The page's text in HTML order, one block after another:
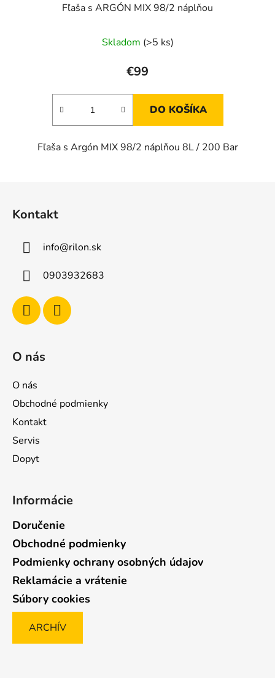
Fľaša s ARGÓN MIX 98/2 náplňou
Skladom (>5 ks)
€99
DO KOŠÍKA
Fľaša s Argón MIX 98/2 náplňou 8L / 200 Bar
Kontakt
info@rilon.sk
0903932683
O nás
O nás
Obchodné podmienky
Kontakt
Servis
Dopyt
Informácie
Doručenie
Obchodné podmienky
Podmienky ochrany osobných údajov
Reklamácie a vrátenie
Súbory cookies
ARCHÍV